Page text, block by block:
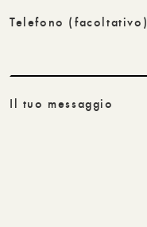
Telefono (facoltativo)
Il tuo messaggio